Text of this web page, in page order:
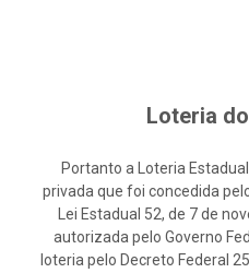
Loteria
Portanto a Loteria
privada que foi concedida
Lei Estadual 52, de 7 de
autorizada pelo Governo
loteria pelo Decreto Federal